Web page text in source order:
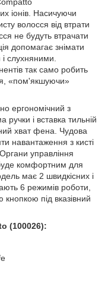
іонів. Насичуючи
волосся від втрати
не будуть втрачати
допомагає знімати
слухняними.
так само робить
«пом'якшуючи»
ергономічний з
і вставка тильній
хват фена. Чудова
навантаження з кисті
управління
комфортним для
має 2 швидкісних і
6 режимів роботи,
під вказівний
(100026):